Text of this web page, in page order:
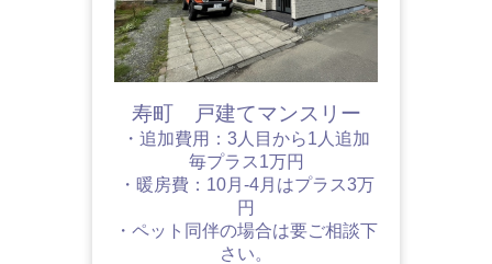
寿町 戸建てマンスリー
・追加費用：3人目から1人追加
毎プラス1万円
・暖房費：10月-4月はプラス3万
円
・ペット同伴の場合は要ご相談下
さい。